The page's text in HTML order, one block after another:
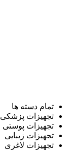
تمام دسته ها
تجهیزات پزشکی
تجهیزات پوستی
تجهیزات زیبایی
تجهیزات لاغری